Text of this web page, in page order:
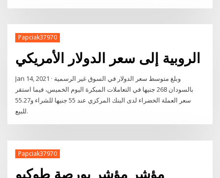
Papciak37970
الروبية إلى سعر الدولار الأمريكي
Jan 14, 2021 · وبلغ متوسط سعر الدولار في السوق غير الرسمية
بالسودان 268 جنيها في التعاملات المبكرة اليوم الخميس، فيما استقر
سعر العملة الخضراء لدى البنك المركزي عند 55 جنيها للشراء و55.27
للبيع.
Papciak37970
مؤشر مؤشر بورصة طوكيو